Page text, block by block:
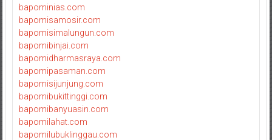
bapominias.com
bapomisamosir.com
bapomisimalungun.com
bapomibinjai.com
bapomidharmasraya.com
bapomipasaman.com
bapomisijunjung.com
bapomibukittinggi.com
bapomibanyuasin.com
bapomilahat.com
bapomilubuklinggau.com